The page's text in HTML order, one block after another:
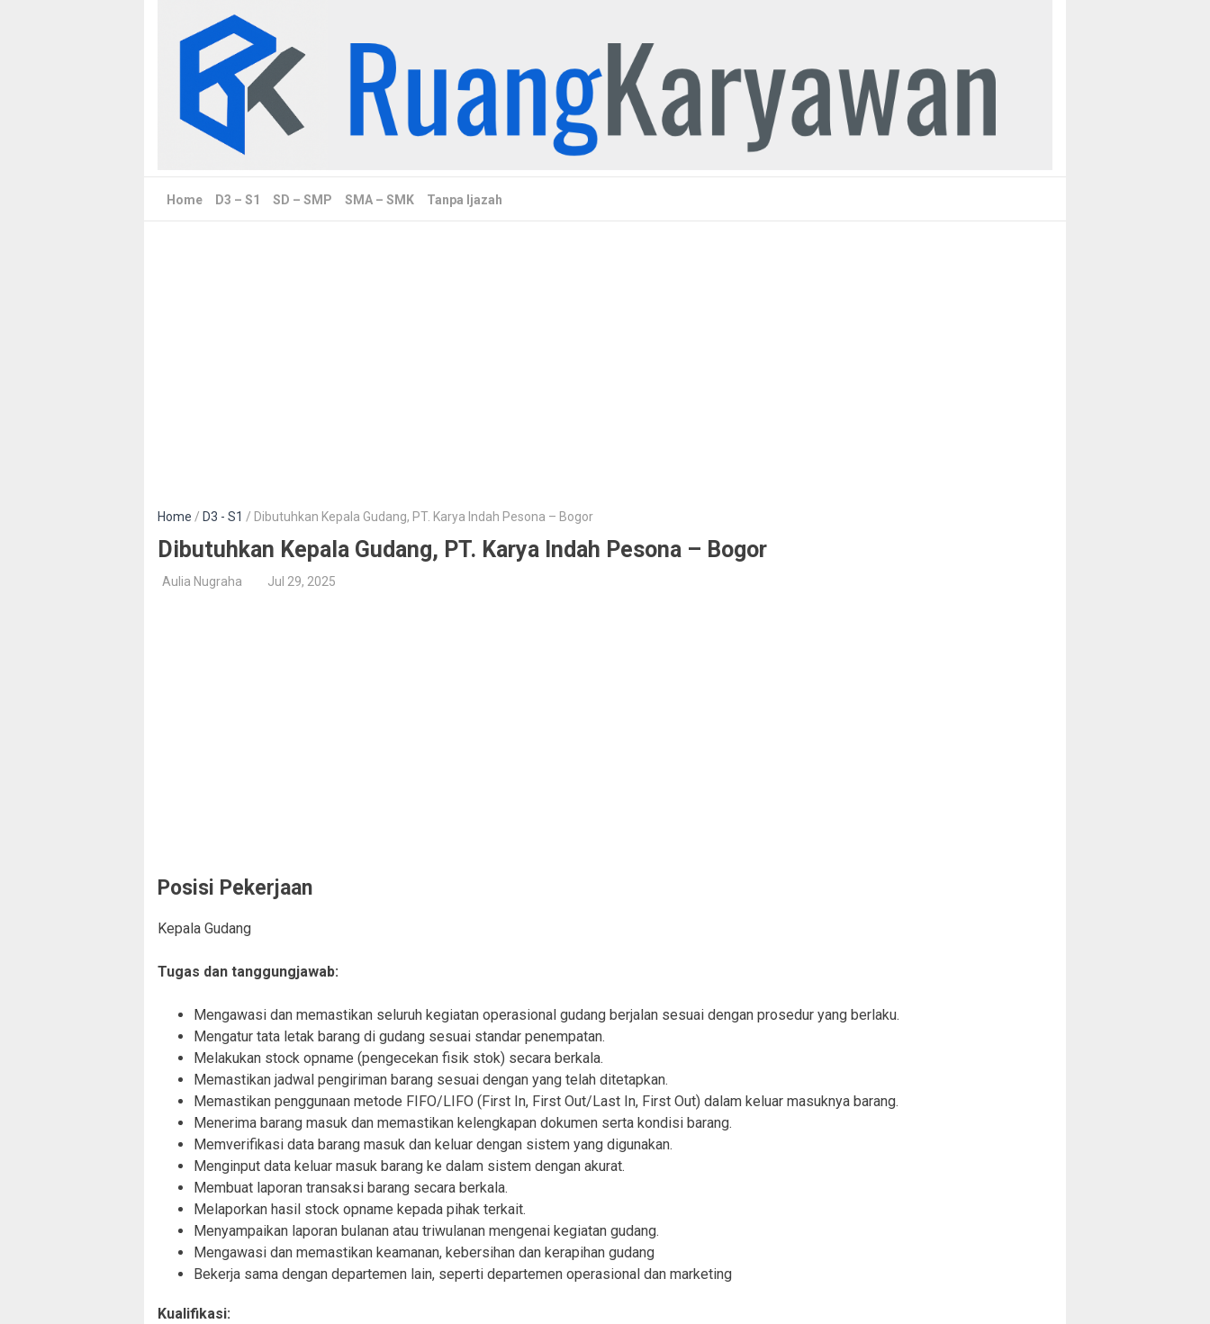
Home D3 – S1 SD – SMP SMA – SMK Tanpa Ijazah
Home / D3 - S1 / Dibutuhkan Kepala Gudang, PT. Karya Indah Pesona – Bogor
Dibutuhkan Kepala Gudang, PT. Karya Indah Pesona – Bogor
Aulia Nugraha Jul 29, 2025
Posisi Pekerjaan
Kepala Gudang
Tugas dan tanggungjawab:
Mengawasi dan memastikan seluruh kegiatan operasional gudang berjalan sesuai dengan prosedur yang berlaku.
Mengatur tata letak barang di gudang sesuai standar penempatan.
Melakukan stock opname (pengecekan fisik stok) secara berkala.
Memastikan jadwal pengiriman barang sesuai dengan yang telah ditetapkan.
Memastikan penggunaan metode FIFO/LIFO (First In, First Out/Last In, First Out) dalam keluar masuknya barang.
Menerima barang masuk dan memastikan kelengkapan dokumen serta kondisi barang.
Memverifikasi data barang masuk dan keluar dengan sistem yang digunakan.
Menginput data keluar masuk barang ke dalam sistem dengan akurat.
Membuat laporan transaksi barang secara berkala.
Melaporkan hasil stock opname kepada pihak terkait.
Menyampaikan laporan bulanan atau triwulanan mengenai kegiatan gudang.
Mengawasi dan memastikan keamanan, kebersihan dan kerapihan gudang
Bekerja sama dengan departemen lain, seperti departemen operasional dan marketing
Kualifikasi: